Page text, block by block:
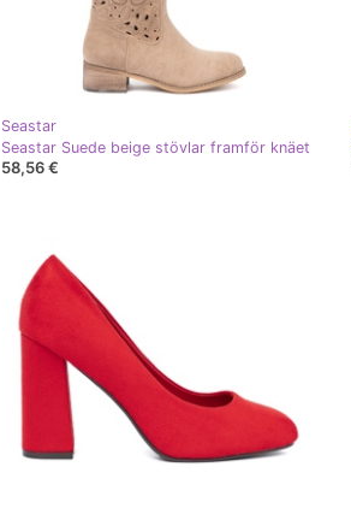
Seastar
Seastar Suede beige stövlar framför knäet
58,56 €